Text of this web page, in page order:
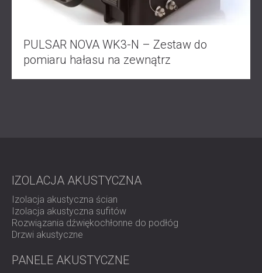
PULSAR NOVA WK3-N – Zestaw do
pomiaru hałasu na zewnątrz
IZOLACJA AKUSTYCZNA
Izolacja akustyczna ścian
Izolacja akustyczna sufitów
Rozwiązania dźwiękochłonne do podłóg
Drzwi akustyczne
PANELE AKUSTYCZNE